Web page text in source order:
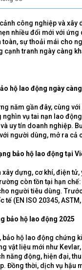
công nghiệp và xây
nhiều đổi mới với
toàn, sự thoải mái cho
cạnh tranh ngày càng
hộ lao động ngày
năm gần đây, cùng
nghìn vụ tai nạn lao
uy tín doanh nghiệp.
người dùng, mở ra cả
bảo hộ lao động tại
xây dựng, cơ khí, điện
còn tồn tại hạn
người tiêu dùng.
tế (EN ISO 20345,
bảo hộ lao động 2025
bảo hộ lao động chứng
vật liệu mới như
năng động, hiện đại,
Đồng thời, dịch vụ hậu